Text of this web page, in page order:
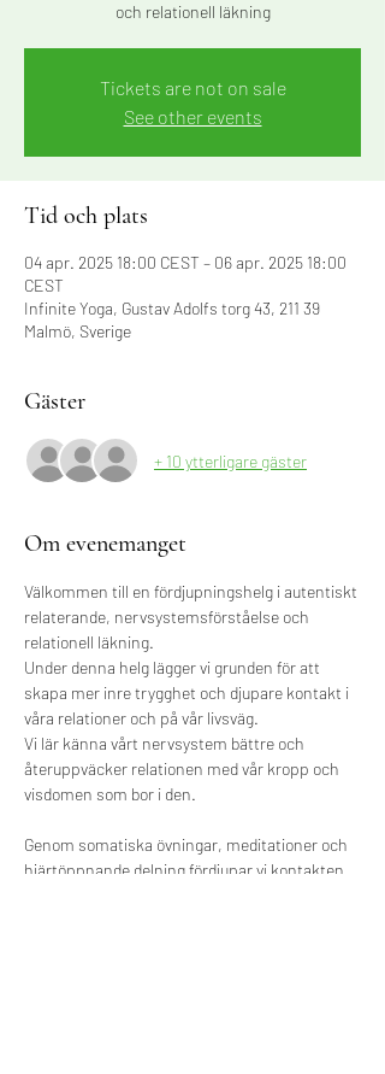
och relationell läkning
Tickets are not on sale
See other events
Tid och plats
04 apr. 2025 18:00 CEST – 06 apr. 2025 18:00
CEST
Infinite Yoga, Gustav Adolfs torg 43, 211 39
Malmö, Sverige
Gäster
+ 10 ytterligare gäster
Om evenemanget
Välkommen till en fördjupningshelg i autentiskt
relaterande, nervsystemsförståelse och
relationell läkning.
Under denna helg lägger vi grunden för att
skapa mer inre trygghet och djupare kontakt i
våra relationer och på vår livsväg.
Vi lär känna vårt nervsystem bättre och
återuppväcker relationen med vår kropp och
visdomen som bor i den.
Genom somatiska övningar, meditationer och
hjärtöppnande delning fördjupar vi kontakten